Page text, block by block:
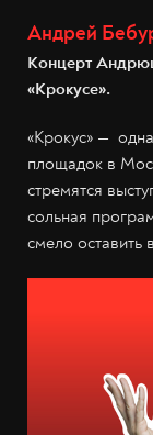
Андрей
Концерт
«Крокусе».
«Крокус» —
площадок в
стремятся
сольная
смело оставить